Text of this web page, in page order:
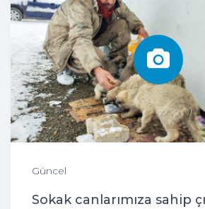
Güncel
Sokak canlarımıza sahip